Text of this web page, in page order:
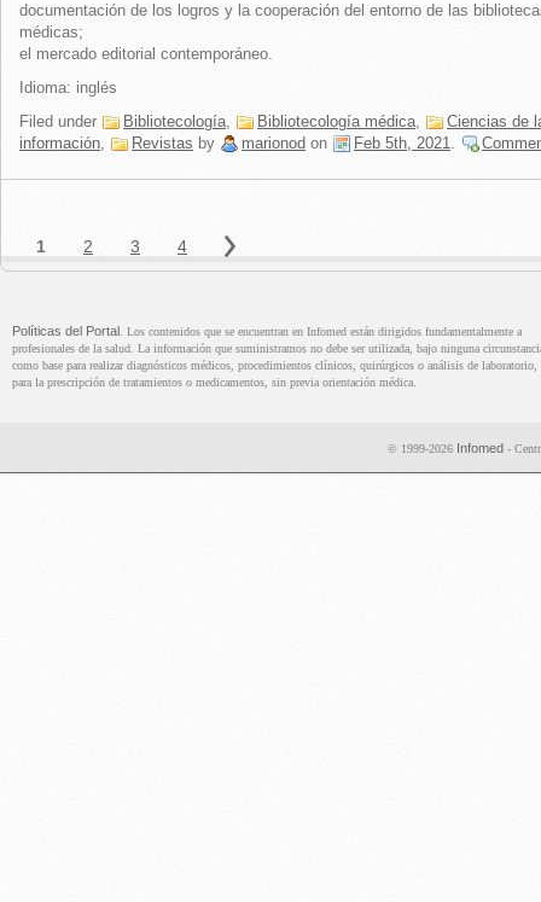
documentación de los logros y la cooperación del entorno de las
médicas;
el mercado editorial contemporáneo.
Idioma: inglés
Filed under
Bibliotecología, Bibliotecología médica,
Ciencias de
información, Revistas by marionod on Feb 5th, 2021.
Políticas del Portal . Los contenidos que se encuentran en Infomed están dirigidos fundamentalmente a
profesionales de la salud. La información que suministramos no debe ser utilizada, bajo ninguna
como base para realizar diagnósticos médicos, procedimientos clínicos, quirúrgicos o análisis de laboratorio,
para la prescripción de tratamientos o medicamentos, sin previa orientación médica.
© 1999-2026 Infomed -